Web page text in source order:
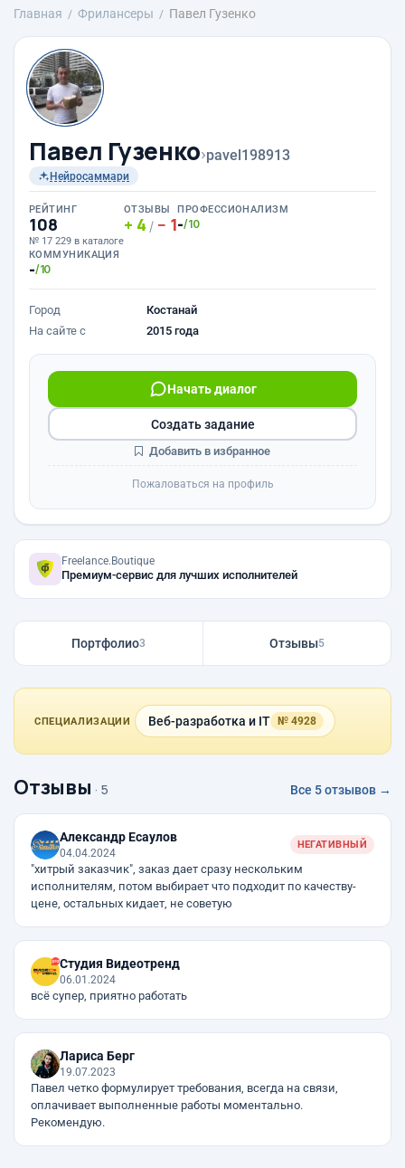
Главная Фрилансеры Павел Гузенко
Павел Гузенко›pavel198913
Нейросаммари
РЕЙТИНГ
108
№ 17 229 в каталоге
ОТЗЫВЫ
4 / 1
ПРОФЕССИОНАЛИЗМ
-/10
КОММУНИКАЦИЯ
-/10
Город
Костанай
На сайте с
2015 года
Начать диалог
Создать задание
Добавить в избранное
Пожаловаться на профиль
Freelance.Boutique
Премиум-сервис для лучших исполнителей
Портфолио3 Отзывы5
СПЕЦИАЛИЗАЦИИ Веб-разработка и IT № 4928
Отзывы · 5 Все 5 отзывов →
Александр Есаулов
04.04.2024
НЕГАТИВНЫЙ
"хитрый заказчик", заказ дает сразу нескольким
исполнителям, потом выбирает что подходит по качеству-
цене, остальных кидает, не советую
Студия Видеотренд
06.01.2024
всё супер, приятно работать
Лариса Берг
19.07.2023
Павел четко формулирует требования, всегда на связи,
оплачивает выполненные работы моментально.
Рекомендую.